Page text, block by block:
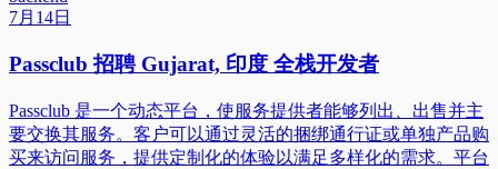
7月14日
Passclub 招聘 Gujarat, 印度 全栈开发者
Passclub 是一个动态平台，使服务提供者能够列出、出售并主
要交换其服务。客户可以通过灵活的捆绑通行证或单独产品购
买来访问服务，提供定制化的体验以满足多样化的需求。平台